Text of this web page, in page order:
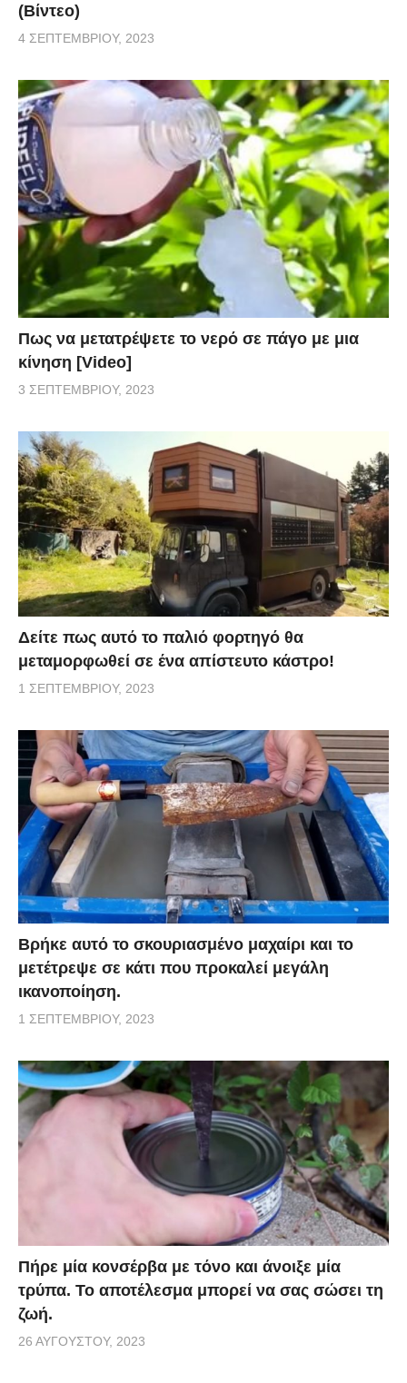
(Βίντεο)
4 ΣΕΠΤΕΜΒΡΊΟΥ, 2023
Πως να μετατρέψετε το νερό σε πάγο με μια
κίνηση [Video]
3 ΣΕΠΤΕΜΒΡΊΟΥ, 2023
Δείτε πως αυτό το παλιό φορτηγό θα
μεταμορφωθεί σε ένα απίστευτο κάστρο!
1 ΣΕΠΤΕΜΒΡΊΟΥ, 2023
Βρήκε αυτό το σκουριασμένο μαχαίρι και το
μετέτρεψε σε κάτι που προκαλεί μεγάλη
ικανοποίηση.
1 ΣΕΠΤΕΜΒΡΊΟΥ, 2023
Πήρε μία κονσέρβα με τόνο και άνοιξε μία
τρύπα. Το αποτέλεσμα μπορεί να σας σώσει τη
ζωή.
26 ΑΥΓΟΎΣΤΟΥ, 2023